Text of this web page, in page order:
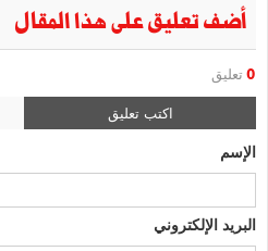
أضف تعليق على هذا المقال
0 تعليق
اكتب تعليق
الإسم
البريد الإلكتروني